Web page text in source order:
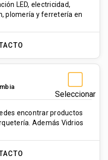
LED, electricidad,
plomería y ferretería en
Seleccionar
encontrar productos
Además Vidrios